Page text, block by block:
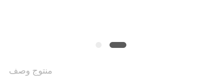
منتوج وصف